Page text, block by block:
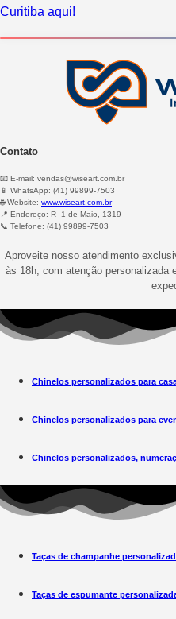
Curitiba aqui!
Contato
📧 E-mail: vendas@wiseart.com.br
📱 WhatsApp: (41) 99899-7503
🌐 Website: www.wiseart.com.br
📍 Endereço: R 1 de Maio, 1319
📞 Telefone: (41) 99899-7503
Aproveite nosso atendimento
às 18h, com atenção personalizada
Chinelos personalizados para
Chinelos personalizados para
Chinelos personalizados,
Taças de champanhe
Taças de espumante